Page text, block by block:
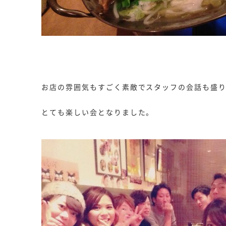
お店の雰囲気もすごく素敵でスタッフの会話も盛
とても楽しい会となりました。